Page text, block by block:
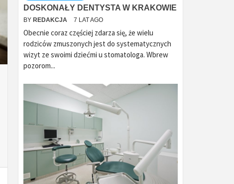
DOSKONAŁY DENTYSTA W KRAKOWIE
BY REDAKCJA 7 LAT AGO
Obecnie coraz częściej zdarza się, że wielu
rodziców zmuszonych jest do systematycznych
wizyt ze swoimi dziećmi u stomatologa. Wbrew
pozorom...